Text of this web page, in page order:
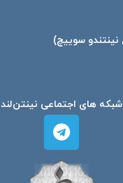
سوییچ)
شبکه های اجتماعی نینتن‌لند